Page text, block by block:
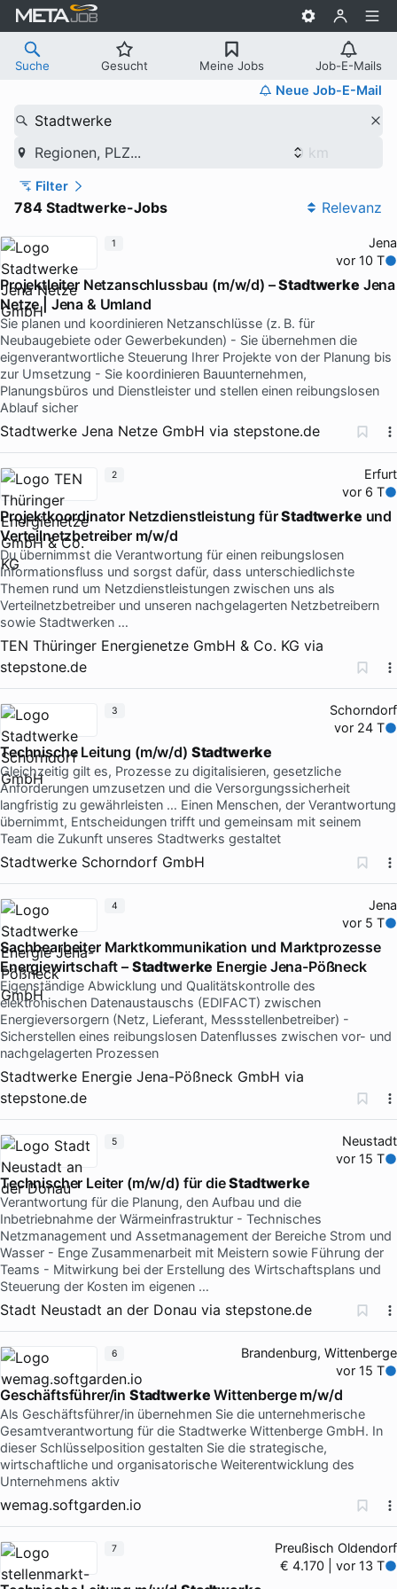
Suche Gesucht Meine Jobs Job-E-Mails
Neue Job-E-Mail
Stadtwerke
Regionen, PLZ...
Filter
784 Stadtwerke-Jobs Relevanz
Jena
vor 10 T
Projektleiter Netzanschlussbau (m/w/d) –Stadtwerke Jena
Netze | Jena & Umland
Sie planen und koordinieren Netzanschlüsse (z. B. für
Neubaugebiete oder Gewerbekunden) - Sie übernehmen die
eigenverantwortliche Steuerung Ihrer Projekte von der Planung bis
zur Umsetzung - Sie koordinieren Bauunternehmen,
Planungsbüros und Dienstleister und stellen einen reibungslosen
Ablauf sicher
Stadtwerke Jena Netze GmbH via stepstone.de
1
Erfurt
vor 6 T
Projektkoordinator Netzdienstleistung fürStadtwerke und
Verteilnetzbetreiber m/w/d
Du übernimmst die Verantwortung für einen reibungslosen
Informationsfluss und sorgst dafür, dass unterschiedlichste
Themen rund um Netzdienstleistungen zwischen uns als
Verteilnetzbetreiber und unseren nachgelagerten Netzbetreibern
sowie Stadtwerken …
TEN Thüringer Energienetze GmbH & Co. KG via
stepstone.de
2
Schorndorf
vor 24 T
Technische Leitung (m/w/d) Stadtwerke
Gleichzeitig gilt es, Prozesse zu digitalisieren, gesetzliche
Anforderungen umzusetzen und die Versorgungssicherheit
langfristig zu gewährleisten … Einen Menschen, der Verantwortung
übernimmt, Entscheidungen trifft und gemeinsam mit seinem
Team die Zukunft unseres Stadtwerks gestaltet
Stadtwerke Schorndorf GmbH
3
Jena
vor 5 T
Sachbearbeiter Marktkommunikation und Marktprozesse
Energiewirtschaft – Stadtwerke Energie Jena-Pößneck
Eigenständige Abwicklung und Qualitätskontrolle des
elektronischen Datenaustauschs (EDIFACT) zwischen
Energieversorgern (Netz, Lieferant, Messstellenbetreiber) -
Sicherstellen eines reibungslosen Datenflusses zwischen vor- und
nachgelagerten Prozessen
Stadtwerke Energie Jena-Pößneck GmbH via
stepstone.de
4
Neustadt
vor 15 T
Technischer Leiter (m/w/d) für dieStadtwerke
Verantwortung für die Planung, den Aufbau und die
Inbetriebnahme der Wärmeinfrastruktur - Technisches
Netzmanagement und Assetmanagement der Bereiche Strom und
Wasser - Enge Zusammenarbeit mit Meistern sowie Führung der
Teams - Mitwirkung bei der Erstellung des Wirtschaftsplans und
Steuerung der Kosten im eigenen …
Stadt Neustadt an der Donau via stepstone.de
5
Brandenburg, Wittenberge
vor 15 T
Geschäftsführer/in Stadtwerke Wittenberge m/w/d
Als Geschäftsführer/in übernehmen Sie die unternehmerische
Gesamtverantwortung für die Stadtwerke Wittenberge GmbH. In
dieser Schlüsselposition gestalten Sie die strategische,
wirtschaftliche und organisatorische Weiterentwicklung des
Unternehmens aktiv
wemag.softgarden.io
6
Preußisch Oldendorf
€ 4.170 | vor 13 T
7